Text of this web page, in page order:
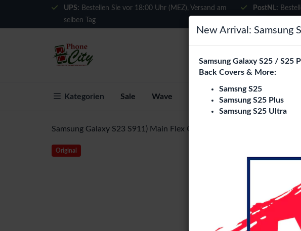
Es
UPS: Bestellen Sie vor 18:00 Uhr (MEZ), Versand am
selben Tag
PostNL:
Kategorien Sale Wave Über Phone City Blogs
Samsung Galaxy S23 S911) Main Flex Cable (Ori)
Original
New Arrival: Samsung
Samsung Galaxy S25 / S25
Back Covers & More:
Samsng S25
Samsung S25 Plus
Samsung S25 Ultra